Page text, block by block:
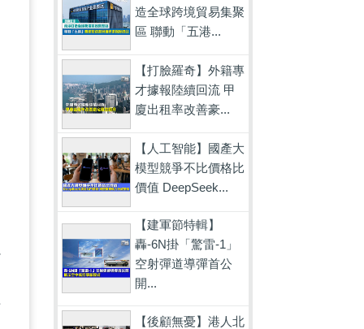
造全球跨境貿易集聚
區 聯動「五港...
【打臉羅奇】外籍專
才據報陸續回流 甲
廈出租率改善豪...
【人工智能】國產大
模型競爭不比價格比
價值 DeepSeek...
【建軍節特輯】
轟-6N掛「驚雷-1」
空射彈道導彈首公
開...
【後顧無憂】港人北